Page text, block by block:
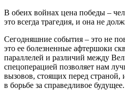
В обеих войнах цена победы –
это всегда трагедия, и она не
Сегодняшние события – это не
это ее болезненные афтершоки
параллелей и различий между
спецоперацией позволяет нам
вызовов, стоящих перед
в борьбе за справедливое будущее.